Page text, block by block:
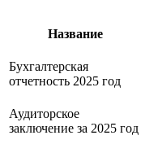
Название
Бухгалтерская
отчетность 2025 год
Аудиторское
заключение за 2025 год